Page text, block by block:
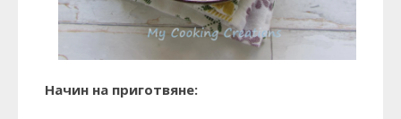
Начин на приготвяне: